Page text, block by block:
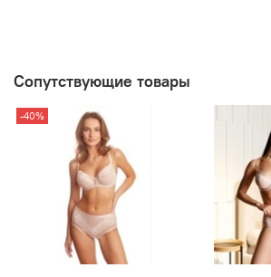
Сопутствующие товары
-40%